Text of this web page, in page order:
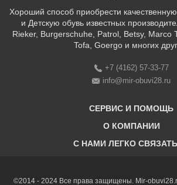
Хороший способ приобрести
и Детскую обувь известных
Rieker, Burgerschuhe, Patrol, Betsy, Marco
Tofa, Goergo и многих
+7 (4162) 57-33-77
info@mir-obuvi28.ru
СЕРВИС И ПОМОЩЬ
Бонусная программа
О КОМПАНИИ
C НАМИ ЛЕГКО
©2014 - 2024 Все права защищены. Mir-